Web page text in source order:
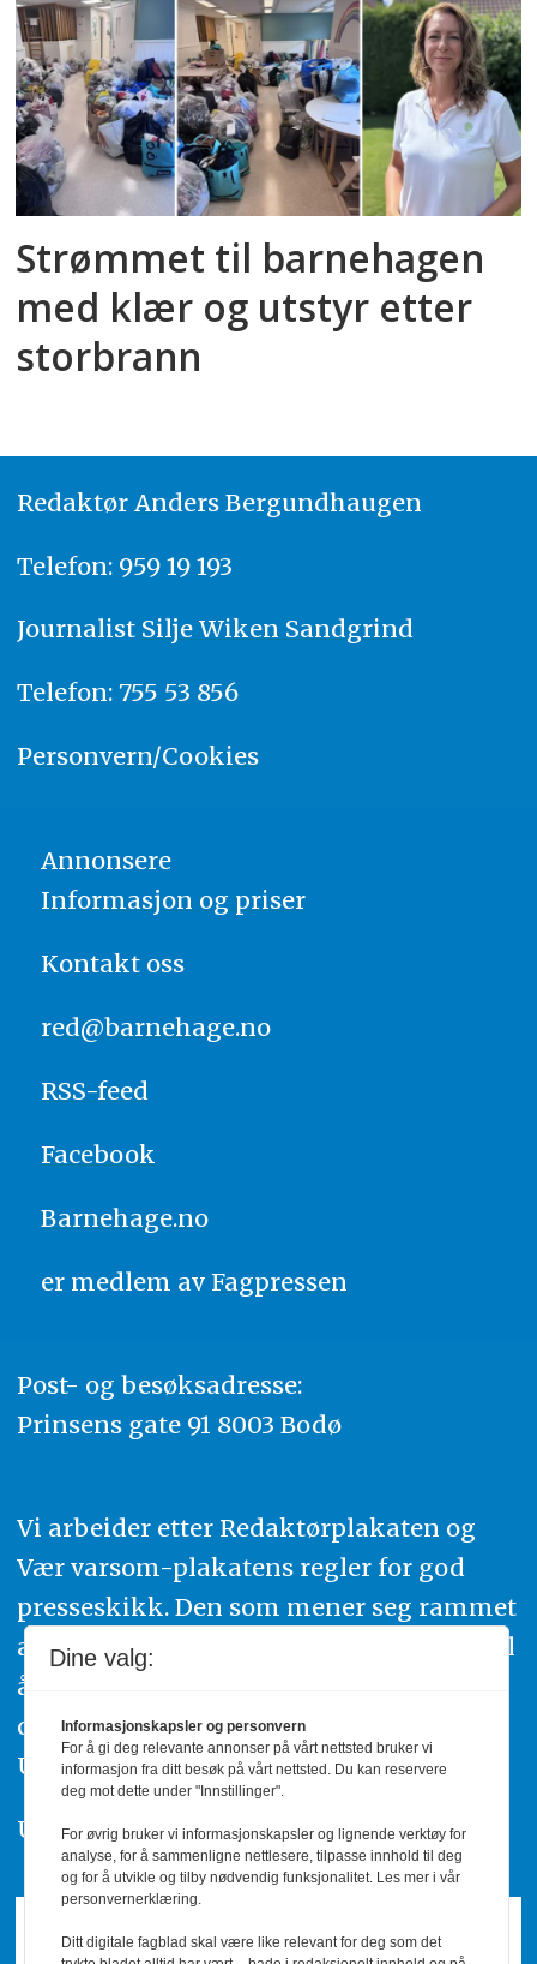
Strømmet til barnehagen
med klær og utstyr etter
storbrann
Redaktør Anders Bergundhaugen
Telefon: 959 19 193
Journalist Silje Wiken Sandgrind
Telefon: 755 53 856
Personvern/Cookies
Annonsere
Informasjon og priser
Kontakt oss
red@barnehage.no
RSS-feed
Facebook
Barnehage.no
er medlem av Fagpressen
Post- og besøksadresse:
Prinsens gate 91 8003 Bodø
Vi arbeider etter Redaktørplakaten og
Vær varsom-plakatens regler for god
presseskikk. Den som mener seg rammet
av urettmessig publisering, oppfordres til
å ta kontakt med redaksjonen. Du kan
også klage inn saker til Pressens Faglige
Utvalg,www.pfu.no.
Utgiver: PBL
Dine valg:
Informasjonskapsler og personvern
For å gi deg relevante annonser på vårt nettsted bruker vi
informasjon fra ditt besøk på vårt nettsted. Du kan reservere
deg mot dette under "Innstillinger".
For øvrig bruker vi informasjonskapsler og lignende verktøy for
analyse, for å sammenligne nettlesere, tilpasse innhold til deg
og for å utvikle og tilby nødvendig funksjonalitet. Les mer i vår
personvernerklæring.
Ditt digitale fagblad skal være like relevant for deg som det